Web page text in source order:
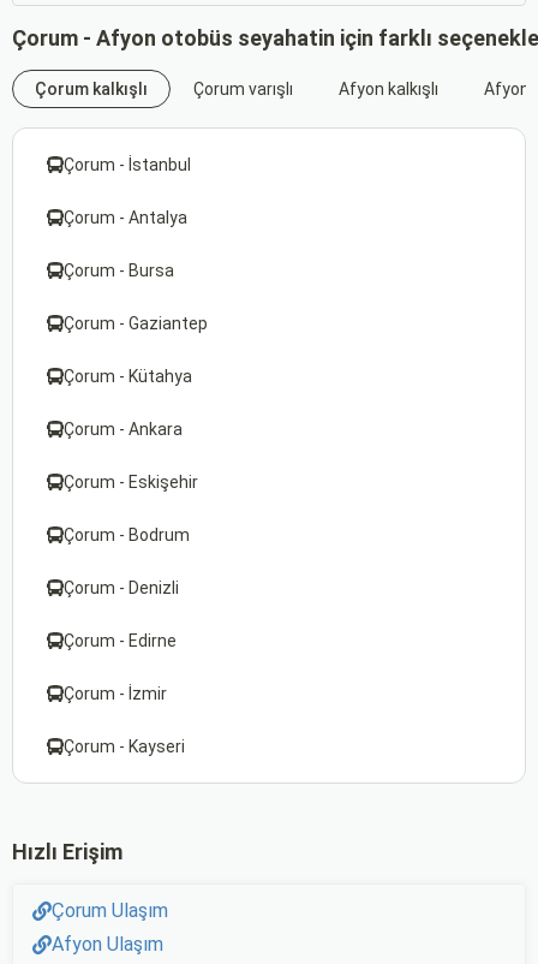
Çorum - Afyon otobüs seyahatin için farklı
Çorum kalkışlı Çorum varışlı Afyon kalkışlı Afyon
Çorum - İstanbul
Çorum - Antalya
Çorum - Bursa
Çorum - Gaziantep
Çorum - Kütahya
Çorum - Ankara
Çorum - Eskişehir
Çorum - Bodrum
Çorum - Denizli
Çorum - Edirne
Çorum - İzmir
Çorum - Kayseri
Hızlı Erişim
Çorum Ulaşım
Afyon Ulaşım